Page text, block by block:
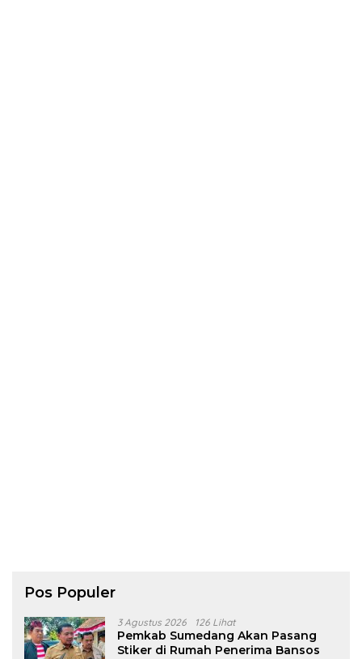
Pos Populer
3 Agustus 2026 126 Lihat
Pemkab Sumedang Akan Pasang
Stiker di Rumah Penerima Bansos